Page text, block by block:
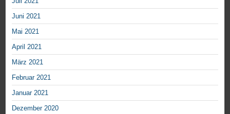
Juni 2021
Mai 2021
April 2021
März 2021
Februar 2021
Januar 2021
Dezember 2020